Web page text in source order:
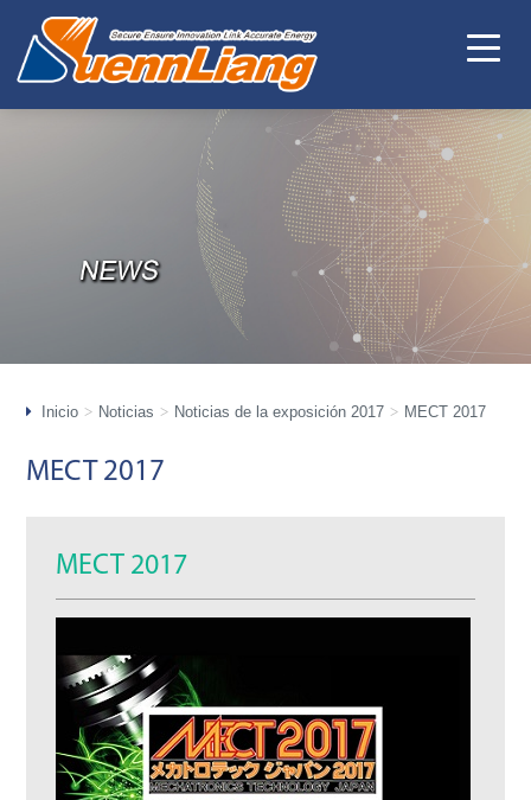
Inicio Noticias Noticias de la exposición 2017 MECT 2017
MECT 2017
MECT 2017